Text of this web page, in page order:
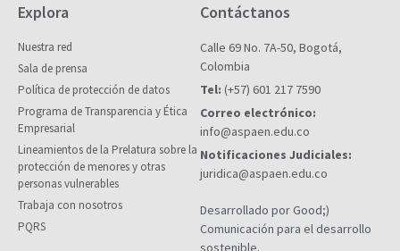
Explora
Nuestra red
Sala de prensa
Política de protección de datos
Programa de Transparencia y Ética
Empresarial
Lineamientos de la Prelatura sobre la
protección de menores y otras
personas vulnerables
Trabaja con nosotros
PQRS
Contáctanos
Calle 69 No. 7A-50, Bogotá,
Colombia
Tel: (+57) 601 217 7590
Correo electrónico:
info@aspaen.edu.co
Notificaciones Judiciales:
juridica@aspaen.edu.co
Desarrollado por Good;)
Comunicación para el desarrollo
sostenible.